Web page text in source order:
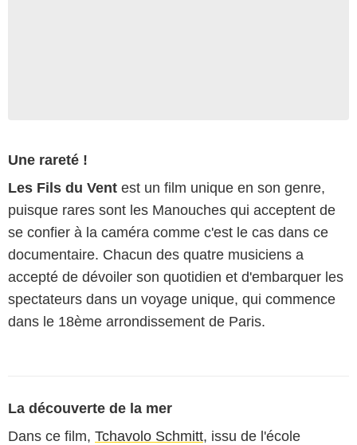
Une rareté !
Les Fils du Vent est un film unique en son genre,
puisque rares sont les Manouches qui acceptent de
se confier à la caméra comme c'est le cas dans ce
documentaire. Chacun des quatre musiciens a
accepté de dévoiler son quotidien et d'embarquer les
spectateurs dans un voyage unique, qui commence
dans le 18ème arrondissement de Paris.
La découverte de la mer
Dans ce film, Tchavolo Schmitt, issu de l'école